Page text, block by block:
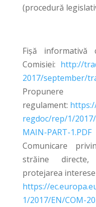
(procedură
Fișă informativă
Comisiei: http://
2017/september/
regulament:
regdoc/rep/1/
MAIN-PART-1.PDF
Comunicare
străine directe,
protejarea
https://
1/2017/EN/COM-